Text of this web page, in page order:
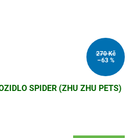
270 Kč
–63 %
SPIDER (ZHU ZHU PETS)